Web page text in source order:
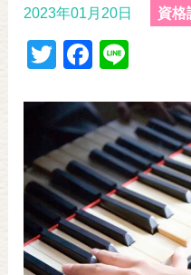
2023年01月20日 資格
T
tt
er
F
c
e
b
o
o
k
e